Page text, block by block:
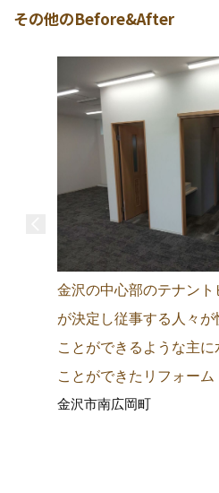
その他のBefore&After
金沢の中心部のテナン
が決定し従事する人々
ことができるような主
ことができたリフォー
金沢市南広岡町